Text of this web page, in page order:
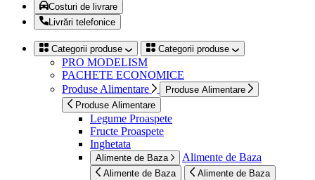
Costuri de livrare
Livrări telefonice
Categorii produse Categorii produse
PRO MODELISM
PACHETE ECONOMICE
Produse Alimentare
Produse Alimentare
Produse Alimentare
Legume Proaspete
Fructe Proaspete
Inghetata
Alimente de Baza Alimente de Baza
Alimente de Baza Alimente de Baza